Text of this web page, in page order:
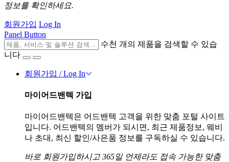
정보를 확인하세요.
회원가입 Log In
Panel Button
수천 개의 제품을 검색할 수 있습
니다
회원가입 / Log In
마이어드밴텍 가입
마이어드밴텍은 어드밴텍 고객을 위한 맞춤 포털 사이트
입니다. 어드밴텍의 멤버가 되시면, 최근 제품정보, 웨비
나 초대, 최신 할인/사은품 정보를 구독하실 수 있습니다.
바로 회원가입하시고 365일 언제라도 접속 가능한 맞춤